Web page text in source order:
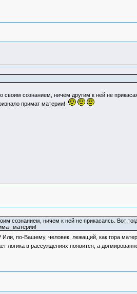
сознанием, ничем другим к ней не
примат материи!
сознанием, ничем к ней не прикасаясь. Вот
материи!
по-Вашему, человек, лежащий, как гора
логика в рассуждениях появится, а